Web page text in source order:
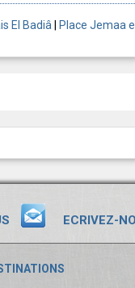
El Badiâ
Place Jemaa
ECRIVEZ-